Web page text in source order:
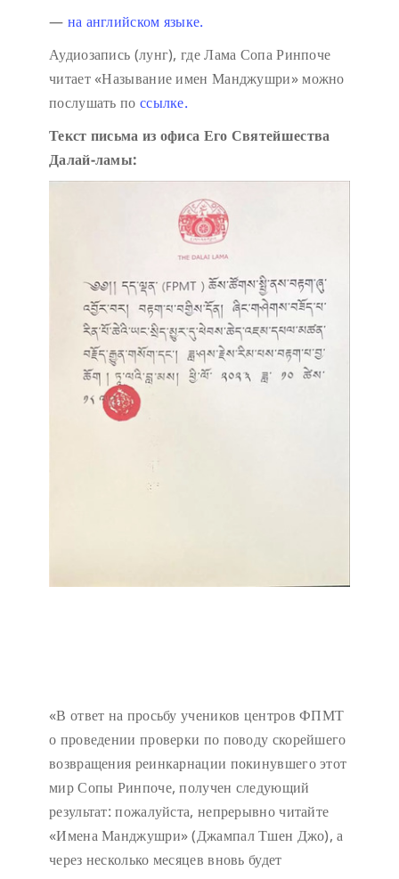
— на английском языке.
Аудиозапись (лунг), где Лама Сопа Ринпоче
читает «Называние имен Манджушри» можно
послушать по ссылке.
Текст письма из офиса Его Святейшества
Далай-ламы:
«В ответ на просьбу учеников центров ФПМТ
о проведении проверки по поводу скорейшего
возвращения реинкарнации покинувшего этот
мир Сопы Ринпоче, получен следующий
результат: пожалуйста, непрерывно читайте
«Имена Манджушри» (Джампал Тшен Джо), а
через несколько месяцев вновь будет